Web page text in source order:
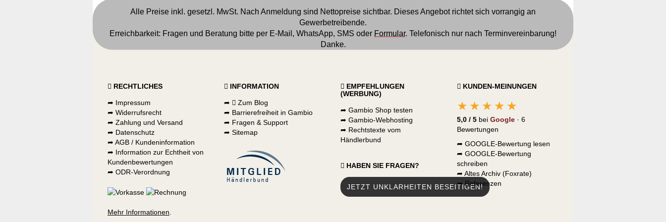
Alle Preise inkl. gesetzl. MwSt. Nach Anmeldung sind Nettopreise sichtbar. Dieses Angebot richtet sich vorrangig an
Gewerbetreibende.
Erreichbarkeit: Fragen und Beratung bitte per E-Mail , WhatsApp, SMS oder Formular. Telefonisch nur nach Terminvereinbarung!
Danke.
RECHTLICHES
➦ Impressum
➦ Widerrufsrecht
➦ Zahlung und Versand
➦ Datenschutz
➦ AGB / Kundeninformation
➦ Information zur Echtheit von
Kundenbewertungen
➦ ODR-Verordnung
Mehr Informationen
INFORMATION
➦
Zum Blog
➦ Barrierefreiheit in Gambio
➦ Fragen & Support
➦ Sitemap
EMPFEHLUNGEN
(WERBUNG)
➦ Gambio Shop testen
➦ Gambio-Webhosting
➦ Rechtstexte vom
Händlerbund
HABEN SIE FRAGEN?
JETZT UNKLARHEITEN BESEITIGEN!
KUNDEN-MEINUNGEN
★★★★★
5,0 / 5 bei Google · 6
Bewertungen
➦ GOOGLE-Bewertung lesen
➦ GOOGLE-Bewertung
schreiben
➦ Altes Archiv (Foxrate)
➦Referenzen